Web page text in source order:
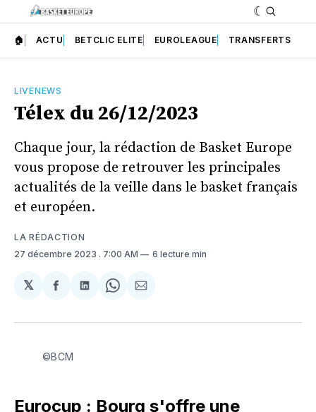
🏠 ACTU BETCLIC ELITE EUROLEAGUE TRANSFERTS
LIVENEWS
Télex du 26/12/2023
Chaque jour, la rédaction de Basket Europe
vous propose de retrouver les principales
actualités de la veille dans le basket français
et européen.
LA RÉDACTION
27 décembre 2023 . 7:00 AM 6 lecture min
𝕏
Partager
Facebook
Partager
LinkedIn
Share
WhatsApp
Partager
Courriel
©BCM
Eurocup : Bourg s'offre une